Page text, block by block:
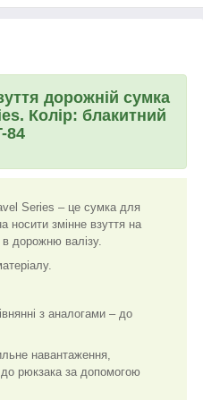
дорожній сумка
Колір: блакитний
84
Series – це сумка для
носити змінне взуття на
дорожню валізу.
з аналогами – до
навантаження,
рюкзака за допомогою